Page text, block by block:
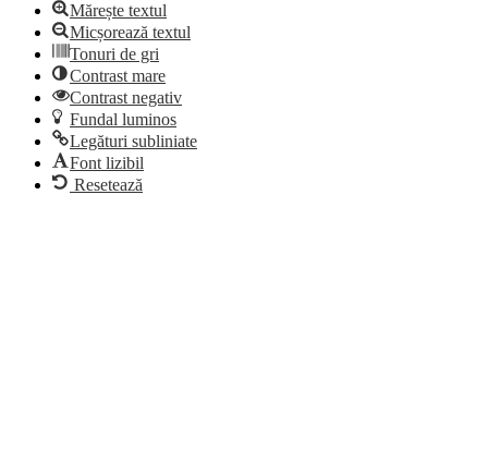
Mărește textul
Micșorează textul
Tonuri de gri
Contrast mare
Contrast negativ
Fundal luminos
Legături subliniate
Font lizibil
Resetează